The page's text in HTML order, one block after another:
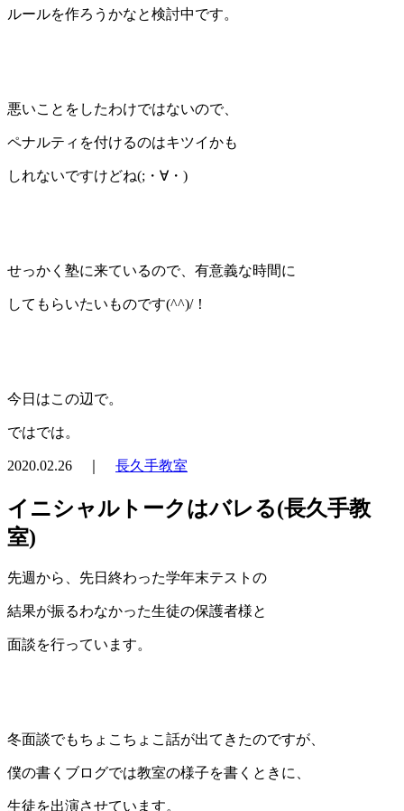
ルールを作ろうかなと検討中です。
悪いことをしたわけではないので、
ペナルティを付けるのはキツイかも
しれないですけどね(;・∀・)
せっかく塾に来ているので、有意義な時間に
してもらいたいものです(^^)/！
今日はこの辺で。
ではでは。
2020.02.26 ｜ 長久手教室
イニシャルトークはバレる(長久手教
室)
先週から、先日終わった学年末テストの
結果が振るわなかった生徒の保護者様と
面談を行っています。
冬面談でもちょこちょこ話が出てきたのですが、
僕の書くブログでは教室の様子を書くときに、
生徒を出演させています。